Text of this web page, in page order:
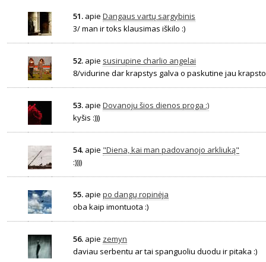
51. apie Dangaus vartų sargybinis
3/ man ir toks klausimas iškilo :)
52. apie susirupine charlio angelai
8/vidurine dar krapstys galva o paskutine jau
53. apie Dovanoju šios dienos proga :)
kyšis :)))
54. apie "Diena, kai man padovanojo arkliuką"
:))))
55. apie po dangų ropinėja
oba kaip imontuota :)
56. apie zemyn
daviau serbentu ar tai spanguoliu duodu ir pitaka :)